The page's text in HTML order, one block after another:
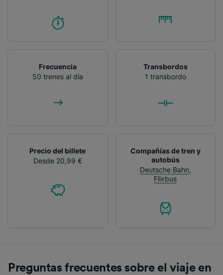
Frecuencia
50 trenes al día
Transbordos
1 transbordo
Precio del billete
Desde 20,99 €
Compañías de tren y
autobús
Deutsche Bahn,
Flixbus
Preguntas frecuentes sobre el viaje en